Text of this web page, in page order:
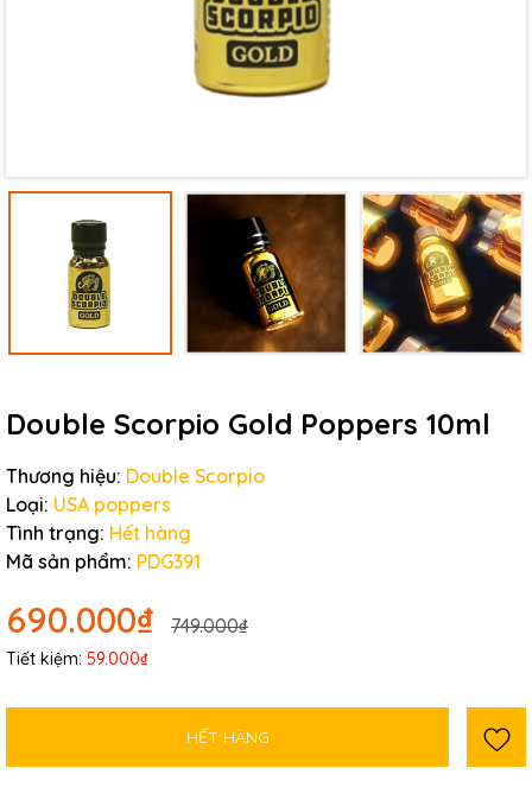
Double Scorpio Gold Poppers 10ml
Thương hiệu: Double Scorpio
Loại: USA poppers
Tình trạng: Hết hàng
Mã sản phẩm: PDG391
690.000₫ 749.000₫
Tiết kiệm: 59.000₫
HẾT HÀNG